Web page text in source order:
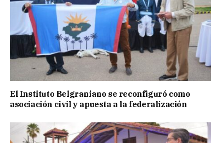
El Instituto Belgraniano se reconfiguró como
asociación civil y apuesta a la federalización